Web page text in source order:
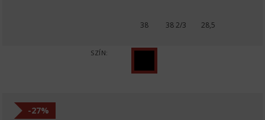
38 38 2/3 28,5
SZÍN:
-27%